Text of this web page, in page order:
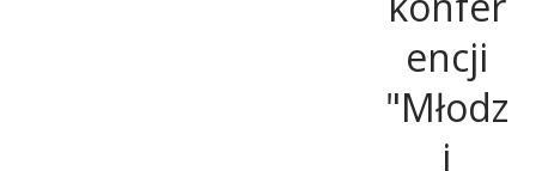
encji
"Młodz
i